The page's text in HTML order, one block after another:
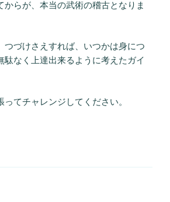
からが、本当の武術の稽古となりま
つづけさえすれば、いつかは身につ
駄なく上達出来るように考えたガイ
てチャレンジしてください。